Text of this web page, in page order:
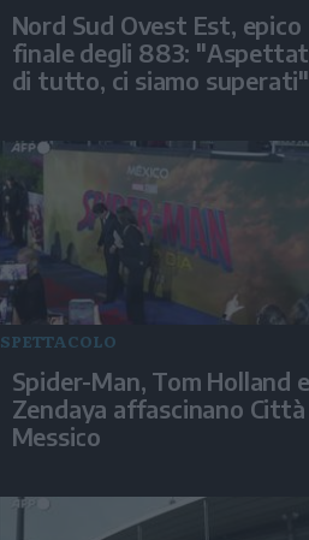
Nord Sud Ovest Est, epico
finale degli 883:
di tutto, ci siamo superati"
SPETTACOLO
Spider-Man, Tom Holland e
Zendaya affascinano Città
Messico